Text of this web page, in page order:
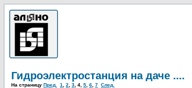
Гидроэлектростанция на даче ....
На страницу Пред. 1 2 3 4 5 6 7 След.